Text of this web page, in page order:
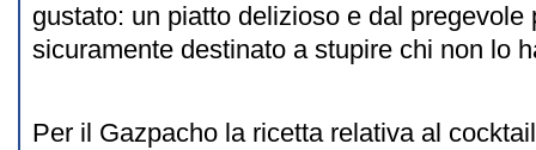
gustato: un piatto delizioso e dal pregevole
sicuramente destinato a stupire chi non lo
Per il Gazpacho la ricetta relativa al